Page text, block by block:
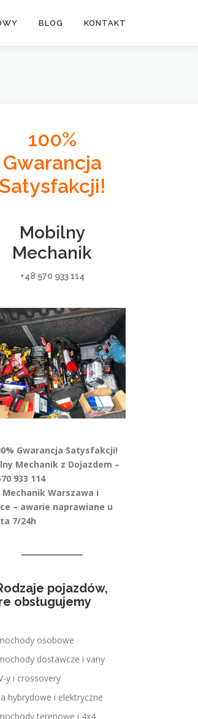
BLOG KONTAKT
100%
Gwarancja
Satysfakcji!
Mobilny
Mechanik
+48 570 933 114
Gwarancja Satysfakcji!
Mechanik z Dojazdem –
933 114
Warszawa i
– awarie naprawiane u
7/24h
pojazdów,
obsługujemy
osobowe
dostawcze i vany
y i crossovery
hybrydowe i elektryczne
terenowe i 4x4